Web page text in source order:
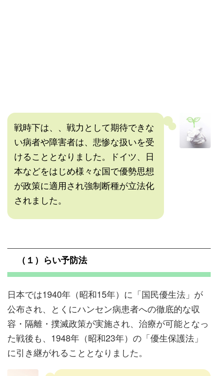
戦時下は、、戦力として期待できな
い病者や障害者は、悲惨な扱いを受
けることとなりました。ドイツ、日
本などをはじめ様々な国で優勢思想
が政策に適用され強制断種が立法化
されました。
（１）らい予防法
日本では1940年（昭和15年）に「国民優生法」が
公布され、とくにハンセン病患者への徹底的な収
容・隔離・撲滅政策が実施され、治療が可能となっ
た戦後も、1948年（昭和23年）の「優生保護法」
に引き継がれることとなりました。